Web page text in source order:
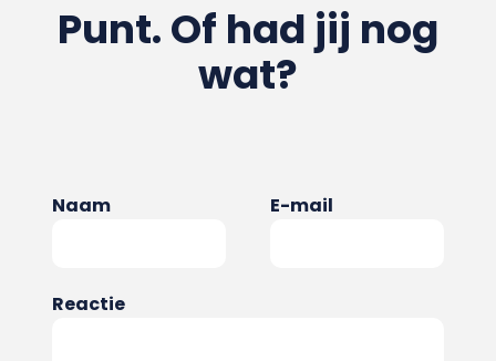
Punt. Of had jij nog
wat?
Naam E-mail
Reactie